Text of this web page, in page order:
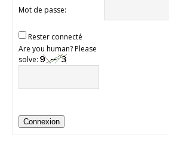
Mot de passe:
Rester connecté
Are you human? Please
solve:
Connexion